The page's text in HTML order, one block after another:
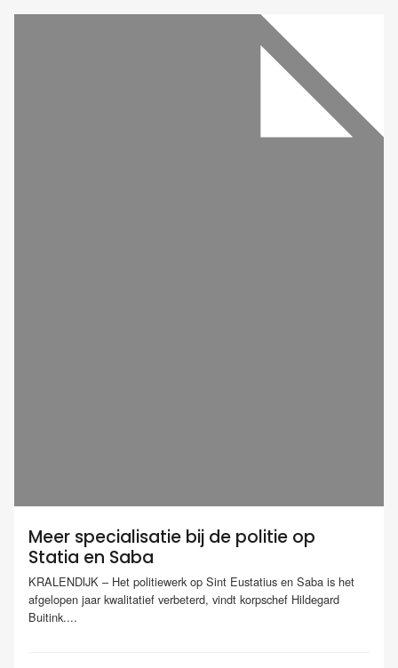
Meer specialisatie bij de politie op
Statia en Saba
KRALENDIJK – Het politiewerk op Sint Eustatius en Saba is het
afgelopen jaar kwalitatief verbeterd, vindt korpschef Hildegard
Buitink....